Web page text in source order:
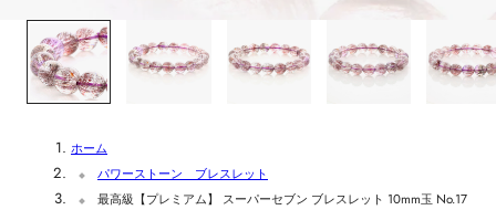
ホーム
パワーストーン ブレスレット
最高級【プレミアム】 スーパーセブン ブレスレット 10mm玉 No.17